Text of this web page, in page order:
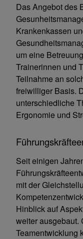
Das Angebot des
Krankenkassen
um eine
Trainerinnen und
Teilnahme an
freiwilliger Basis.
unterschiedliche
Ergonomie und
Seit einigen
mit der
Hinblick auf
weiter ausgebaut.
Teamentwicklung